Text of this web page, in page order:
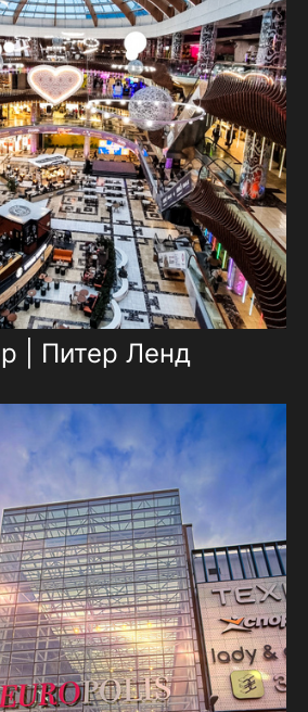
| Питер Ленд